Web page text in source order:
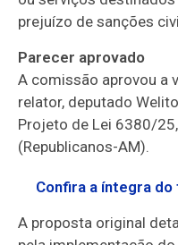
prejuízo de sanções
Parecer aprovado
A comissão aprovou a
relator, deputado
Projeto de Lei 6380/
(Republicanos-AM).
Confira a íntegra
A proposta original